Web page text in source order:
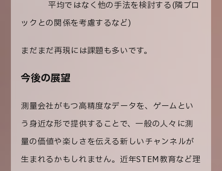
平均ではなく他の手法を検討する(隣ブロ
ックとの関係を考慮するなど)
まだまだ再現には課題も多いです。
今後の展望
測量会社がもつ高精度なデータを、ゲームとい
う身近な形で提供することで、一般の人々に測
量の価値や楽しさを伝える新しいチャンネルが
生まれるかもしれません。近年STEM教育など理